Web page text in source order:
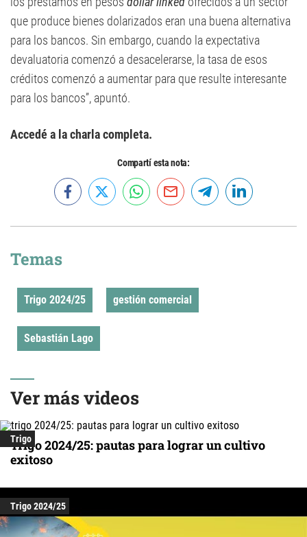
que produce bienes dolarizados eran una buena alternativa
para los bancos. Sin embargo, cuando la expectativa
devaluatoria comenzó a desacelerarse, la tasa de esos
créditos comenzó a aumentar para que resulte interesante
para los bancos”, apuntó.
Accedé a la charla completa.
Compartí esta nota:
Temas
Trigo 2024/25 gestión comercial
Sebastián Lago
Ver más videos
Trigo
Trigo 2024/25: pautas para lograr un cultivo
exitoso
Trigo 2024/25